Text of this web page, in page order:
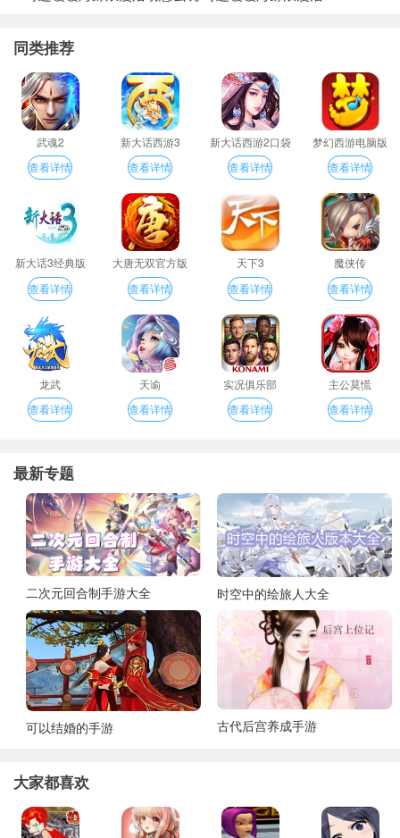
同类推荐
武魂2
查看详情
新大话西游3
查看详情
新大话西游2口袋
版
查看详情
梦幻西游电脑版
查看详情
新大话3经典版
查看详情
大唐无双官方版
查看详情
天下3
查看详情
魔侠传
查看详情
龙武
查看详情
天谕
查看详情
实况俱乐部
查看详情
主公莫慌
查看详情
最新专题
二次元回合制手游大全 时空中的绘旅人大全
可以结婚的手游 古代后宫养成手游
大家都喜欢